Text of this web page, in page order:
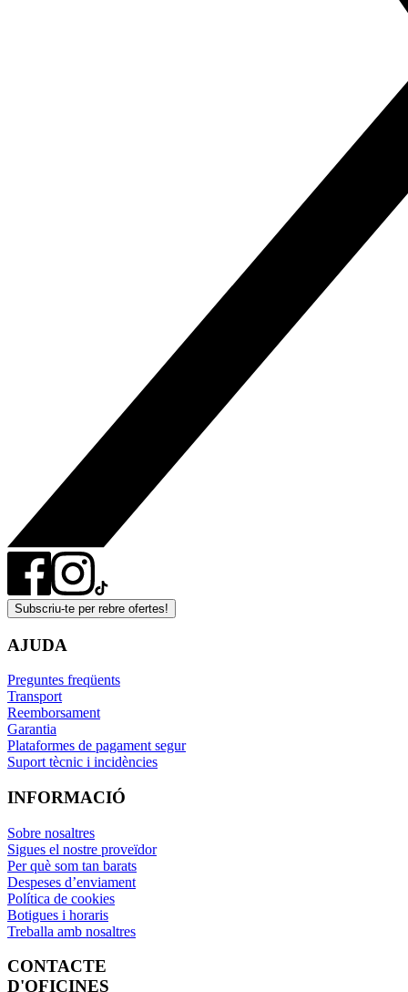
Subscriu-te per rebre ofertes!
AJUDA
Preguntes freqüents
Transport
Reemborsament
Garantia
Plataformes de pagament segur
Suport tècnic i incidències
INFORMACIÓ
Sobre nosaltres
Sigues el nostre proveïdor
Per què som tan barats
Despeses d’enviament
Política de cookies
Botigues i horaris
Treballa amb nosaltres
CONTACTE
D'OFICINES